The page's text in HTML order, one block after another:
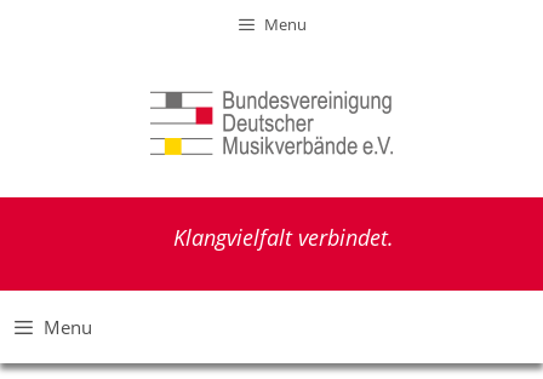
Menu
Klangvielfalt verbindet.
Menu